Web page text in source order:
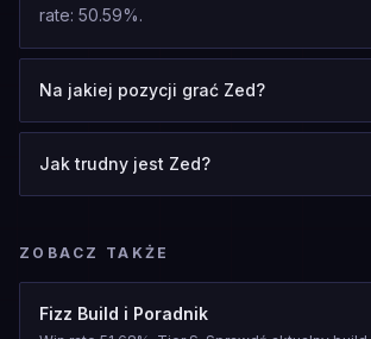
rate: 50.59%.
Na jakiej pozycji grać Zed?
Jak trudny jest Zed?
ZOBACZ TAKŻE
Fizz Build i Poradnik